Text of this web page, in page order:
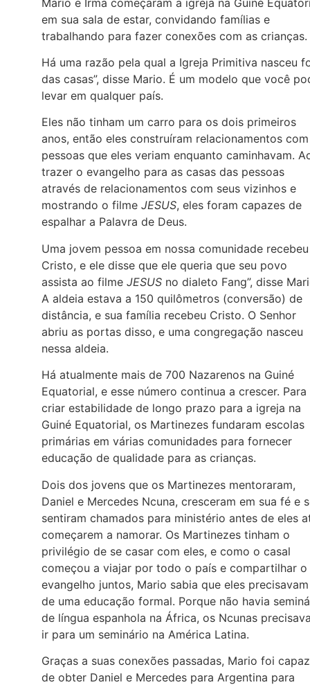
em sua sala de estar, convidando famílias e
trabalhando para fazer conexões com as crianças.
Há uma razão pela qual a Igreja Primitiva nasceu
das casas”, disse Mario. É um modelo que você
levar em qualquer país.
Eles não tinham um carro para os dois primeiros
anos, então eles construíram relacionamentos com
pessoas que eles veriam enquanto caminhavam.
trazer o evangelho para as casas das pessoas
através de relacionamentos com seus vizinhos e
mostrando o filme JESUS, eles foram capazes de
espalhar a Palavra de Deus.
Uma jovem pessoa em nossa comunidade recebeu
Cristo, e ele disse que ele queria que seu povo
assista ao filme JESUS no dialeto Fang”, disse
A aldeia estava a 150 quilômetros (conversão) de
distância, e sua família recebeu Cristo. O Senhor
abriu as portas disso, e uma congregação nasceu
nessa aldeia.
Há atualmente mais de 700 Nazarenos na Guiné
Equatorial, e esse número continua a crescer. Para
criar estabilidade de longo prazo para a igreja na
Guiné Equatorial, os Martinezes fundaram escolas
primárias em várias comunidades para fornecer
educação de qualidade para as crianças.
Dois dos jovens que os Martinezes mentoraram,
Daniel e Mercedes Ncuna, cresceram em sua fé e
sentiram chamados para ministério antes de eles
começarem a namorar. Os Martinezes tinham o
privilégio de se casar com eles, e como o casal
começou a viajar por todo o país e compartilhar o
evangelho juntos, Mario sabia que eles precisavam
de uma educação formal. Porque não havia
de língua espanhola na África, os Ncunas
ir para um seminário na América Latina.
Graças a suas conexões passadas, Mario foi capaz
de obter Daniel e Mercedes para Argentina para